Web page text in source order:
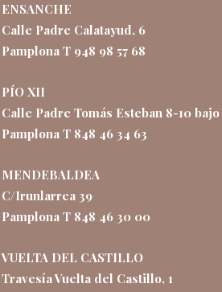
ENSANCHE
Calle Padre Calatayud, 6
Pamplona T 948 98 57 68
PÍO XII
Calle Padre Tomás Esteban 8-10 bajo
Pamplona T 848 46 34 63
MENDEBALDEA
C/Irunlarrea 39
Pamplona T 848 46 30 00
VUELTA DEL CASTILLO
Travesía Vuelta del Castillo, 1